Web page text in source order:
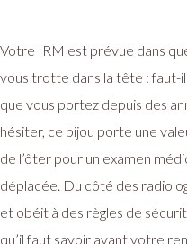
Votre IRM est prévue dans
vous trotte dans la tête : faut-
que vous portez depuis des
hésiter, ce bijou porte une
de l’ôter pour un examen
déplacée. Du côté des
et obéit à des règles de
qu’il faut savoir avant votre